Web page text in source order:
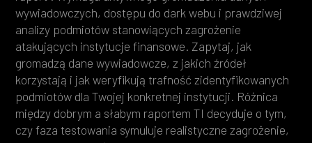
wywiadowczych, dostępu do dark webu i prawdziwej
analizy podmiotów stanowiących zagrożenie
atakujących instytucje finansowe. Zapytaj, jak
gromadzą dane wywiadowcze, z jakich źródeł
korzystają i jak weryfikują trafność zidentyfikowanych
podmiotów dla Twojej konkretnej instytucji. Różnica
między dobrym a słabym raportem TI decyduje o tym,
czy faza testowania symuluje realistyczne zagrożenie,